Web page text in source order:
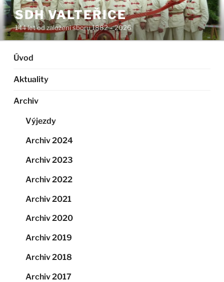
Přejít
obsahu
webu
SDH VALTEŘICE
144 let od založení sboru 1882 – 2026
Úvod
Aktuality
Archiv
Výjezdy
Archiv 2024
Archiv 2023
Archiv 2022
Archiv 2021
Archiv 2020
Archiv 2019
Archiv 2018
Archiv 2017